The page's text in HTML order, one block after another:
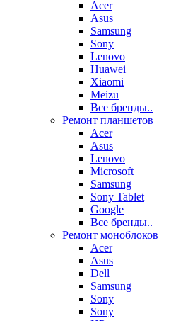
Acer
Asus
Samsung
Sony
Lenovo
Huawei
Xiaomi
Meizu
Все бренды..
Ремонт планшетов
Acer
Asus
Lenovo
Microsoft
Samsung
Sony Tablet
Google
Все бренды..
Ремонт моноблоков
Acer
Asus
Dell
Samsung
Sony
Sony